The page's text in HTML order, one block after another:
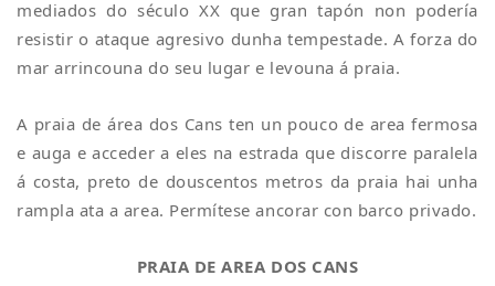
mediados do século XX que gran tapón non podería
resistir o ataque agresivo dunha tempestade. A forza do
mar arrincouna do seu lugar e levouna á praia.
A praia de área dos Cans ten un pouco de area fermosa
e auga e acceder a eles na estrada que discorre paralela
á costa, preto de douscentos metros da praia hai unha
rampla ata a area. Permítese ancorar con barco privado.
PRAIA DE AREA DOS CANS